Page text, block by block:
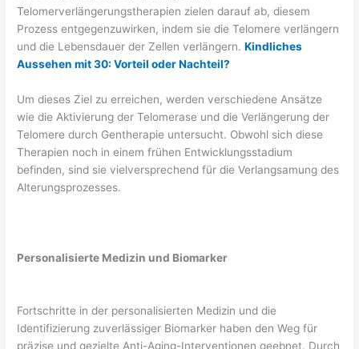
Telomerverlängerungstherapien zielen darauf ab, diesem
Prozess entgegenzuwirken, indem sie die Telomere verlängern
und die Lebensdauer der Zellen verlängern.Kindliches
Aussehen mit 30: Vorteil oder Nachteil?
Um dieses Ziel zu erreichen, werden verschiedene Ansätze
wie die Aktivierung der Telomerase und die Verlängerung der
Telomere durch Gentherapie untersucht. Obwohl sich diese
Therapien noch in einem frühen Entwicklungsstadium
befinden, sind sie vielversprechend für die Verlangsamung des
Alterungsprozesses.
Personalisierte Medizin und Biomarker
Fortschritte in der personalisierten Medizin und die
Identifizierung zuverlässiger Biomarker haben den Weg für
präzise und gezielte Anti-Aging-Interventionen geebnet. Durch